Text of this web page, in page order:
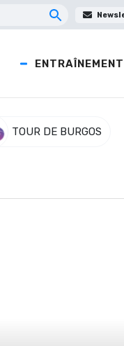
ENTRAÎNEMENT
TOUR DE BURGOS